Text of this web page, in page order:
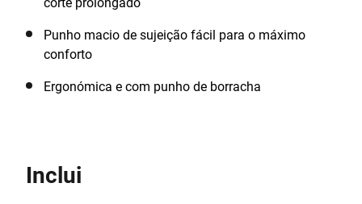
Punho macio de sujeição fácil para o máximo
conforto
Ergonómica e com punho de borracha
Inclui